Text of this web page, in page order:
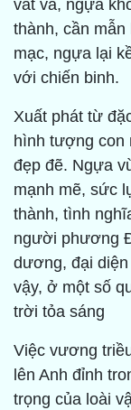
vất vả, ngựa
thành, cần
mạc, ngựa lại
với chiến binh.
Xuất phát từ
hình tượng con
đẹp đẽ. Ngựa
mạnh mẽ, sức
thành, tình
người phương
dương, đại
vậy, ở một số
trời tỏa sáng
Việc vương
lên Anh đỉnh
trọng của loài